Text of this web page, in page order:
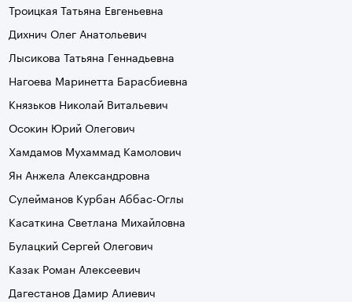
Троицкая Татьяна Евгеньевна
Дихнич Олег Анатольевич
Лысикова Татьяна Геннадьевна
Нагоева Маринетта Барасбиевна
Князьков Николай Витальевич
Осокин Юрий Олегович
Хамдамов Мухаммад Камолович
Ян Анжела Александровна
Сулейманов Курбан Аббас-Оглы
Касаткина Светлана Михайловна
Булацкий Сергей Олегович
Казак Роман Алексеевич
Дагестанов Дамир Алиевич